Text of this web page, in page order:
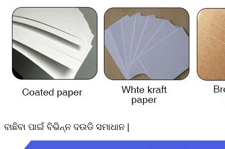
ବାଛିବା ପାଇଁ ବିଭିନ୍ନ ଦଉଡି ସମାଧାନ |